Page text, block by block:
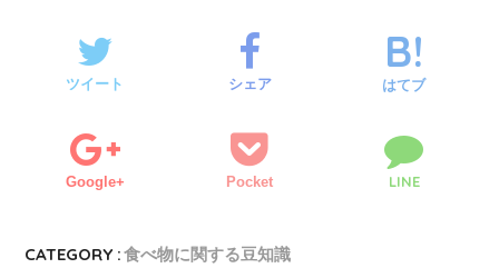
ツイート シェア はてブ
Google+ Pocket LINE
CATEGORY :食べ物に関する豆知識